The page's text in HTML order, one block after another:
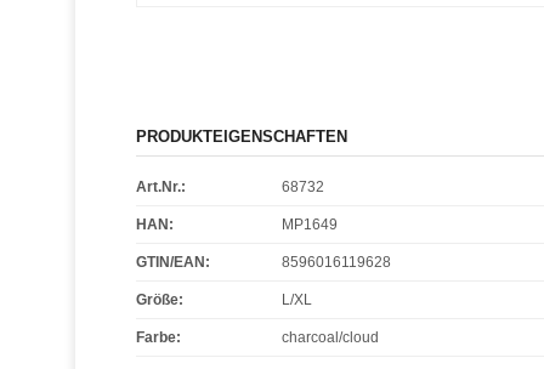
PRODUKTEIGENSCHAFTEN
Art.Nr.: 68732
HAN: MP1649
GTIN/EAN: 8596016119628
Größe: L/XL
Farbe: charcoal/cloud